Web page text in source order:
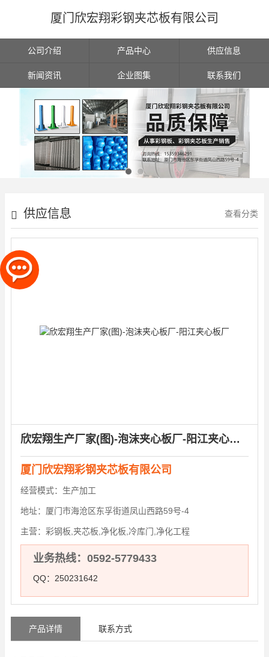
厦门欣宏翔彩钢夹芯板有限公司
公司介绍 产品中心 供应信息
新闻资讯 企业图集 联系我们
供应信息 查看分类
欣宏翔生产厂家(图)-泡沫夹心板厂-阳江夹心板厂
厦门欣宏翔彩钢夹芯板有限公司
经营模式： 生产加工
地址： 厦门市海沧区东孚街道凤山西路59号-4
主营： 彩钢板,夹芯板,净化板,冷库门,净化工程
业务热线：0592-5779433
QQ：250231642
产品详情 联系方式